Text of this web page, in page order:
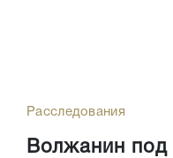
Расследования
Волжанин под